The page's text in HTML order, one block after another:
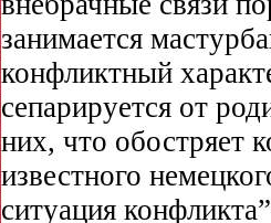
занимается
конфликтный
сепарируется от
них, что обостряет
известного
ситуация